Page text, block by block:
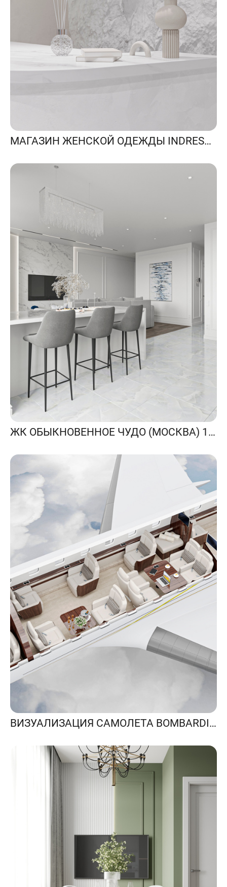
МАГАЗИН ЖЕНСКОЙ ОДЕЖДЫ INDRESS (САНКТ-ПЕТЕРБУРГ)
ЖК ОБЫКНОВЕННОЕ ЧУДО (МОСКВА) 111 КВ.М.
ВИЗУАЛИЗАЦИЯ САМОЛЕТА BOMBARDIER GLOBAL EXPRESS